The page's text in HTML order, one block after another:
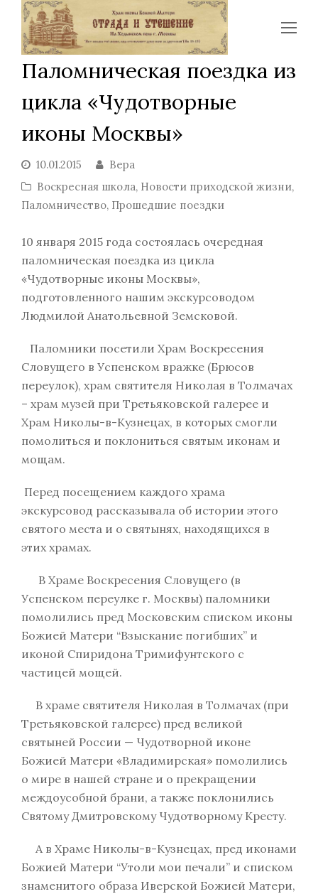
Паломническая поездка из
цикла «Чудотворные
иконы Москвы»
10.01.2015
Вера
Воскресная школа, Новости приходской жизни,
Паломничество, Прошедшие поездки
10 января 2015 года состоялась очередная
паломническая поездка из цикла
«Чудотворные иконы Москвы»,
подготовленного нашим экскурсоводом
Людмилой Анатольевной Земсковой.
Паломники посетили Храм Воскресения
Словущего в Успенском вражке (Брюсов
переулок), храм святителя Николая в Толмачах
– храм музей при Третьяковской галерее и
Храм Николы-в-Кузнецах, в которых смогли
помолиться и поклониться святым иконам и
мощам.
Перед посещением каждого храма
экскурсовод рассказывала об истории этого
святого места и о святынях, находящихся в
этих храмах.
В Храме Воскресения Словущего (в
Успенском переулке г. Москвы) паломники
помолились пред Московским списком иконы
Божией Матери “Взыскание погибших” и
иконой Спиридона Тримифунтского с
частицей мощей.
В храме святителя Николая в Толмачах (при
Третьяковской галерее) пред великой
святыней России — Чудотворной иконе
Божией Матери «Владимирская» помолились
о мире в нашей стране и о прекращении
междоусобной брани, а также поклонились
Святому Дмитровскому Чудотворному Кресту.
А в Храме Николы-в-Кузнецах, пред иконами
Божией Матери “Утоли мои печали” и списком
знаменитого образа Иверской Божией Матери,